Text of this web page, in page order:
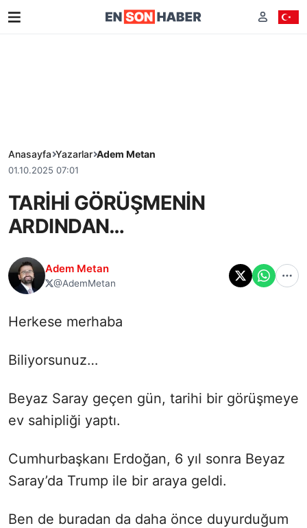
Anasayfa Yazarlar Adem Metan
01.10.2025 07:01
TARİHİ GÖRÜŞMENİN
ARDINDAN…
Adem Metan
@AdemMetan
Herkese merhaba
Biliyorsunuz…
Beyaz Saray geçen gün, tarihi bir görüşmeye
ev sahipliği yaptı.
Cumhurbaşkanı Erdoğan, 6 yıl sonra Beyaz
Saray’da Trump ile bir araya geldi.
Ben de buradan da daha önce duyurduğum